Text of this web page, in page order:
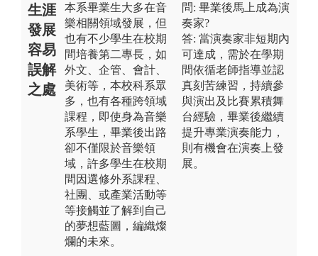
生涯
發展
容易
誤解
之處
本系畢業生大多在音
樂相關領域發展，但
也有不少學生在校期
間培養第二專長，如
外文、企管、會計、
美術等，本校科系眾
多，也有各種跨領域
課程，即使身為音樂
系學生，畢業後出路
卻不僅限於音樂領
域，許多學生在校期
間因選修外系課程、
社團、或產業活動等
等接觸並了解到自己
的夢想藍圖，編織燦
爛的未來。
問: 畢業後馬上成為演
奏家?
答: 當演奏家非短期內
可達成，需於在學期
間依循老師指導並認
真刻苦練習，持續參
與演出及比賽累積舞
台經驗，畢業後繼續
提升專業演奏能力，
則有機會在演奏上發
展。